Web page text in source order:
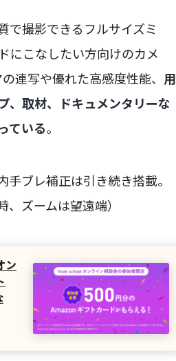
で撮影できるフルサイズミ
にこなしたい方向けのカメ
連写や優れた高感度性能、 用
、取材、ドキュメンタリーな
ている。
ブレ補正は引き続き搭載。
ズームは望遠端）
ン